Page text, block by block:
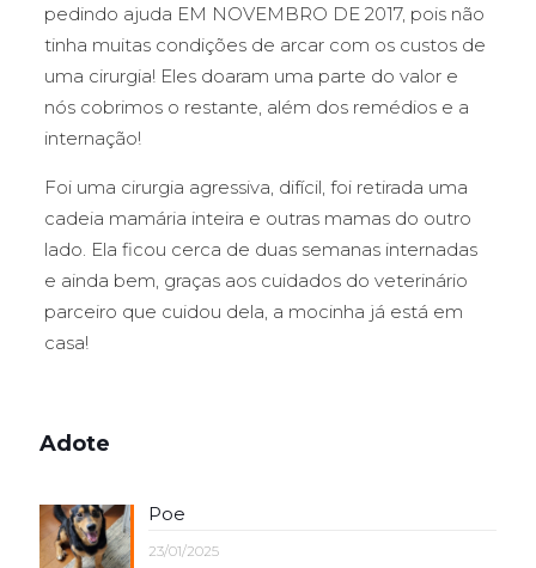
pedindo ajuda EM NOVEMBRO DE 2017, pois não
tinha muitas condições de arcar com os custos de
uma cirurgia! Eles doaram uma parte do valor e
nós cobrimos o restante, além dos remédios e a
internação!
Foi uma cirurgia agressiva, difícil, foi retirada uma
cadeia mamária inteira e outras mamas do outro
lado. Ela ficou cerca de duas semanas internadas
e ainda bem, graças aos cuidados do veterinário
parceiro que cuidou dela, a mocinha já está em
casa!
Adote
Poe
23/01/2025